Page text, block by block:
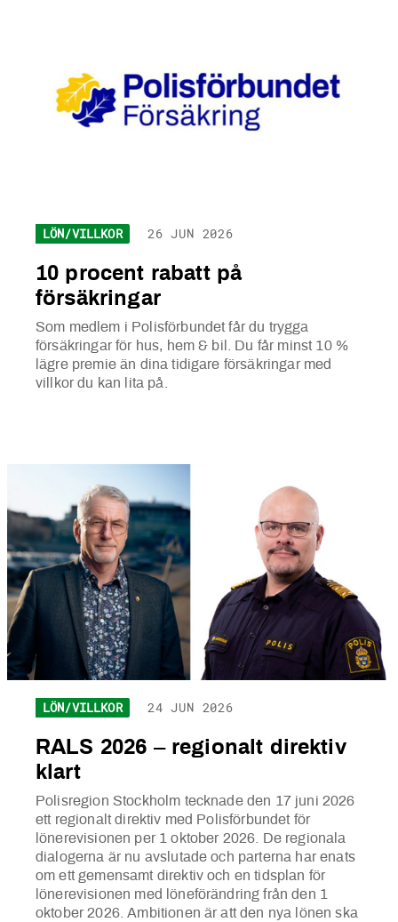
LÖN/VILLKOR 26 JUN 2026
10 procent rabatt på
försäkringar
Som medlem i Polisförbundet får du trygga
försäkringar för hus, hem & bil. Du får minst 10 %
lägre premie än dina tidigare försäkringar med
villkor du kan lita på.
LÖN/VILLKOR 24 JUN 2026
RALS 2026 – regionalt direktiv
klart
Polisregion Stockholm tecknade den 17 juni 2026
ett regionalt direktiv med Polisförbundet för
lönerevisionen per 1 oktober 2026. De regionala
dialogerna är nu avslutade och parterna har enats
om ett gemensamt direktiv och en tidsplan för
lönerevisionen med löneförändring från den 1
oktober 2026. Ambitionen är att den nya lönen ska